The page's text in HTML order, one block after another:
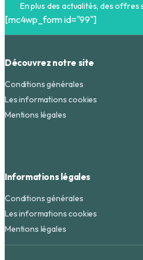
En plus des actualités, des
[mc4wp_form id="99"]
Découvrez notre site
Conditions générales
Les informations cookies
Mentions légales
Informations légales
Conditions générales
Les informations cookies
Mentions légales